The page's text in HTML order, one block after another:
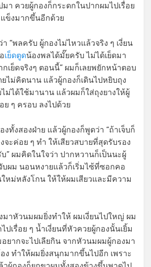
มา ควยผู้กองก็กระดกในปากผมไปเรื่อย
ข็งมากขึ้นอีกด้วย
“พลครับ ผู้กองไม่ไหวแล้วจริง ๆ เงี่ยน
เย็ดตูดน้องพลได้มั๊ยครับ ไม่ได้เย็ดมา
เย็ดจริงๆ ตอนนี้” ผมก็เลยพยักหน้าตอบ
ไม่คิดนาน แล้วผู้กองก็เดินไปหยิบถุง
ไม่ได้ใช้มานาน แล้วผมก็ใส่ถุงยางให้ผู้
ย ๆ ครอบ ลงไปด้วย
งทั้งสองฝ่าย แล้วผู้กองก็พูดว่า “ถ้าเจ็บก็
ะค่อย ๆ ทำ ให้เสียวสบายที่สุดรับรอง
” ผมคิดในใจว่า ปากหวานก็เป็นนะผู้
บผม นอนหงายแล้วก็เริ่มไซ้ที่ซอกคอ
หม่หลังโกน ให้ให้ผมเสียวและมีความ
มาหัวนมผมยิ่งทำให้ ผมเงี่ยนไปใหญ่ ผม
ปเรื่อย ๆ น้ำเงี่ยนที่หัวควยผู้กองนั้นเยิ้ม
ยากจะไปเลียกิน จากหัวนมผมผู้กองมา
ง ทำให้ผมยิ่งสนุกมากขึ้นไปอีก เพราะ